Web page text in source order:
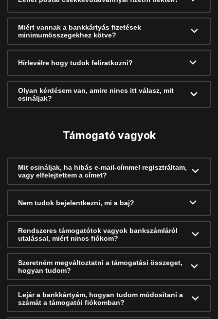
Miért vannak a bankkártyás fizetések
minimumösszegekhez kötve?
Hírlevélre hogy tudok feliratkozni?
Olyan kérdésem van, amire nincs itt válasz, mit
csináljak?
Támogató vagyok
Mit csináljak, ha hibás e-mail-címmel regisztráltam,
vagy elfelejtettem a címet?
Nem tudok bejelentkezni, mi a baj?
Rendszeres támogatótok vagyok bankszámláról
utalással, miért nincs fiókom?
Szeretném megváltoztatni a támogatási összeget,
hogyan tudom?
Lejár a bankkártyám, hogyan tudom módosítani a
számát a támogatói fiókomban?